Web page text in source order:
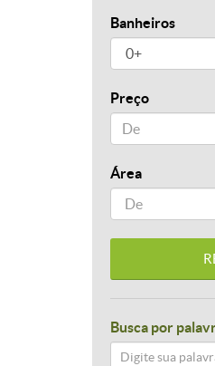
Banheiros
Preço
Área
Busca por